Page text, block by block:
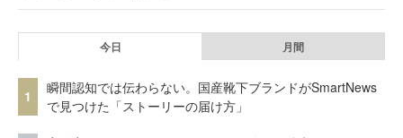
今日 月間
1
瞬間認知では伝わらない。国産靴下ブランドがSmartNews
で見つけた「ストーリーの届け方」